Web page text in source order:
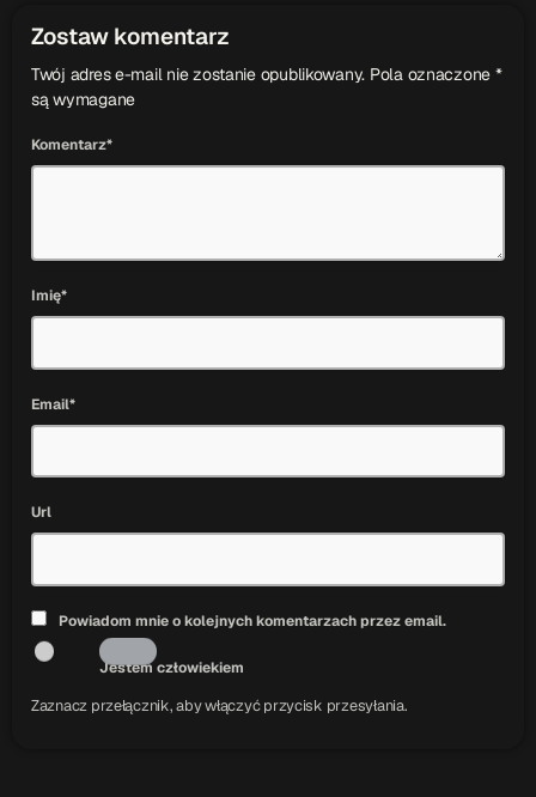
Zostaw komentarz
Twój adres e-mail nie zostanie opublikowany. Pola oznaczone *
są wymagane
Komentarz*
Imię*
Email*
Url
Powiadom mnie o kolejnych komentarzach przez email.
Jestem człowiekiem
Zaznacz przełącznik, aby włączyć przycisk przesyłania.